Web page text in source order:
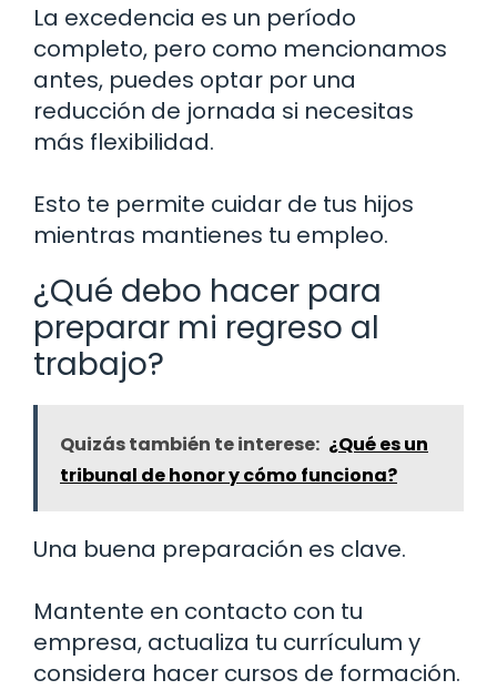
La excedencia es un período
completo, pero como mencionamos
antes, puedes optar por una
reducción de jornada si necesitas
más flexibilidad.
Esto te permite cuidar de tus hijos
mientras mantienes tu empleo.
¿Qué debo hacer para
preparar mi regreso al
trabajo?
Quizás también te interese: ¿Qué es un
tribunal de honor y cómo funciona?
Una buena preparación es clave.
Mantente en contacto con tu
empresa, actualiza tu currículum y
considera hacer cursos de formación.